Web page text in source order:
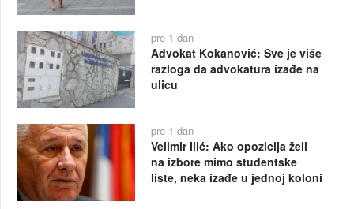
pre 1 dan
Advokat Kokanović: Sve je više
razloga da advokatura izađe na
ulicu
pre 1 dan
Velimir Ilić: Ako opozicija želi
na izbore mimo studentske
liste, neka izađe u jednoj koloni